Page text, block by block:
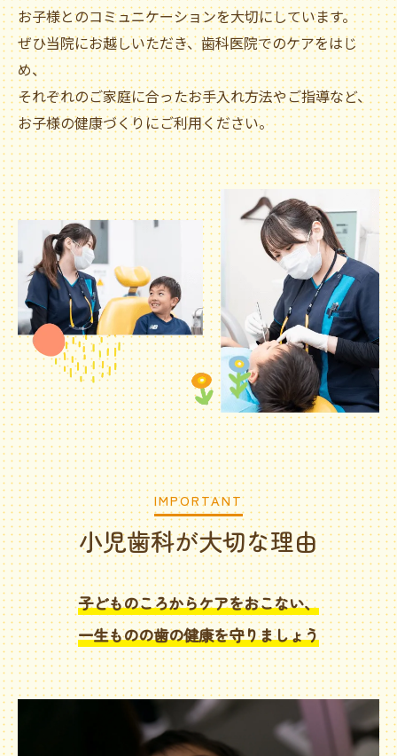
お子様とのコミュニケーションを大切にしています。
ぜひ当院にお越しいただき、歯科医院でのケアをはじ
め、
それぞれのご家庭に合ったお手入れ方法やご指導など、
お子様の健康づくりにご利用ください。
小児歯科が大切な理由
IMPORTANT
子どものころからケアをおこない、
一生ものの歯の健康を守りましょう